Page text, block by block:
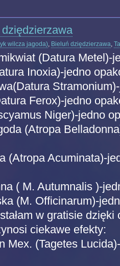
wilcza jagoda), Bieluń dziędzierzawa,
(Datura Metel)-
Inoxia)-jedno
Ferox)-jedno
Niger)-jedno
(Atropa
(Atropa Acuminata)-
( M. Autumnalis )-
(M. Officinarum)-
w gratisie
ciekawe efekty:
Mex. (Tagetes